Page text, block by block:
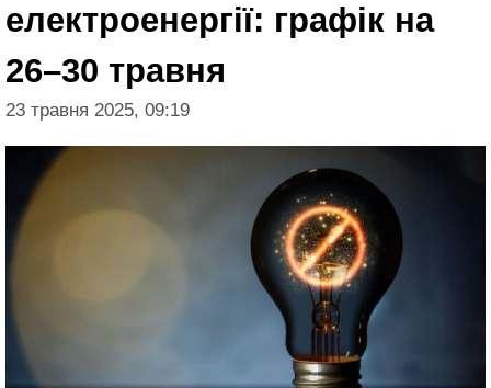
електроенергії: графік на
26–30 травня
23 травня 2025, 09:19